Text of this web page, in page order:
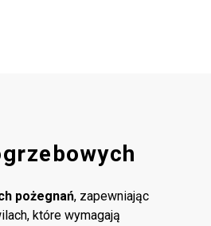
pożegnań, zapewniając
które wymagają